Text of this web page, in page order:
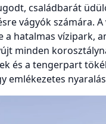
családbarát
vágyók számára. A
a hatalmas vízipark,
minden
és a tengerpart
emlékezetes